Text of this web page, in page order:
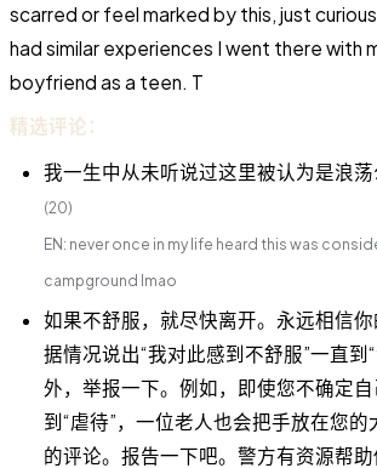
scarred or feel marked by this, just
had similar experiences I went there with
boyfriend as a teen. T
精选评论：
我一生中从未听说过这里被认为是浪
(20)
EN: never once in my life heard this was
campground lmao
如果不舒服，就尽快离开。永远相信
据情况说出“我对此感到不舒服”一直到
外，举报一下。例如，即使您不确定
到“虐待”，一位老人也会把手放在您
的评论。报告一下吧。警方有资源帮